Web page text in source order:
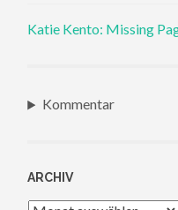
Katie Kento: Missing
Kommentar
ARCHIV